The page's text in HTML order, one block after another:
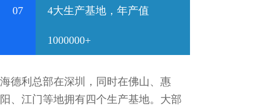
07 4大生产基地，年产值
1000000+
海德利总部在深圳，同时在佛山、惠
阳、江门等地拥有四个生产基地。大部